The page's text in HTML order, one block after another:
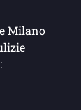
Milano